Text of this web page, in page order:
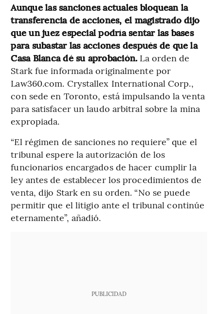
Aunque las sanciones actuales bloquean la
transferencia de acciones, el magistrado dijo
que un juez especial podría sentar las bases
para subastar las acciones después de que la
Casa Blanca dé su aprobación. La orden de
Stark fue informada originalmente por
Law360.com. Crystallex International Corp.,
con sede en Toronto, está impulsando la venta
para satisfacer un laudo arbitral sobre la mina
expropiada.
“El régimen de sanciones no requiere” que el
tribunal espere la autorización de los
funcionarios encargados de hacer cumplir la
ley antes de establecer los procedimientos de
venta, dijo Stark en su orden. “No se puede
permitir que el litigio ante el tribunal continúe
eternamente”, añadió.
PUBLICIDAD